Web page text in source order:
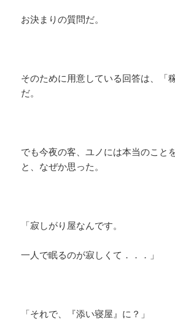
お決まりの質問だ。
そのために用意している回答は、「
だ。
でも今夜の客、ユノには本当のこと
と、なぜか思った。
「寂しがり屋なんです。
一人で眠るのが寂しくて．．．」
「それで、『添い寝屋』に？」